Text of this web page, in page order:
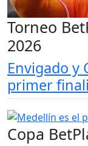
Torneo
2026
Envigado y
primer
Copa